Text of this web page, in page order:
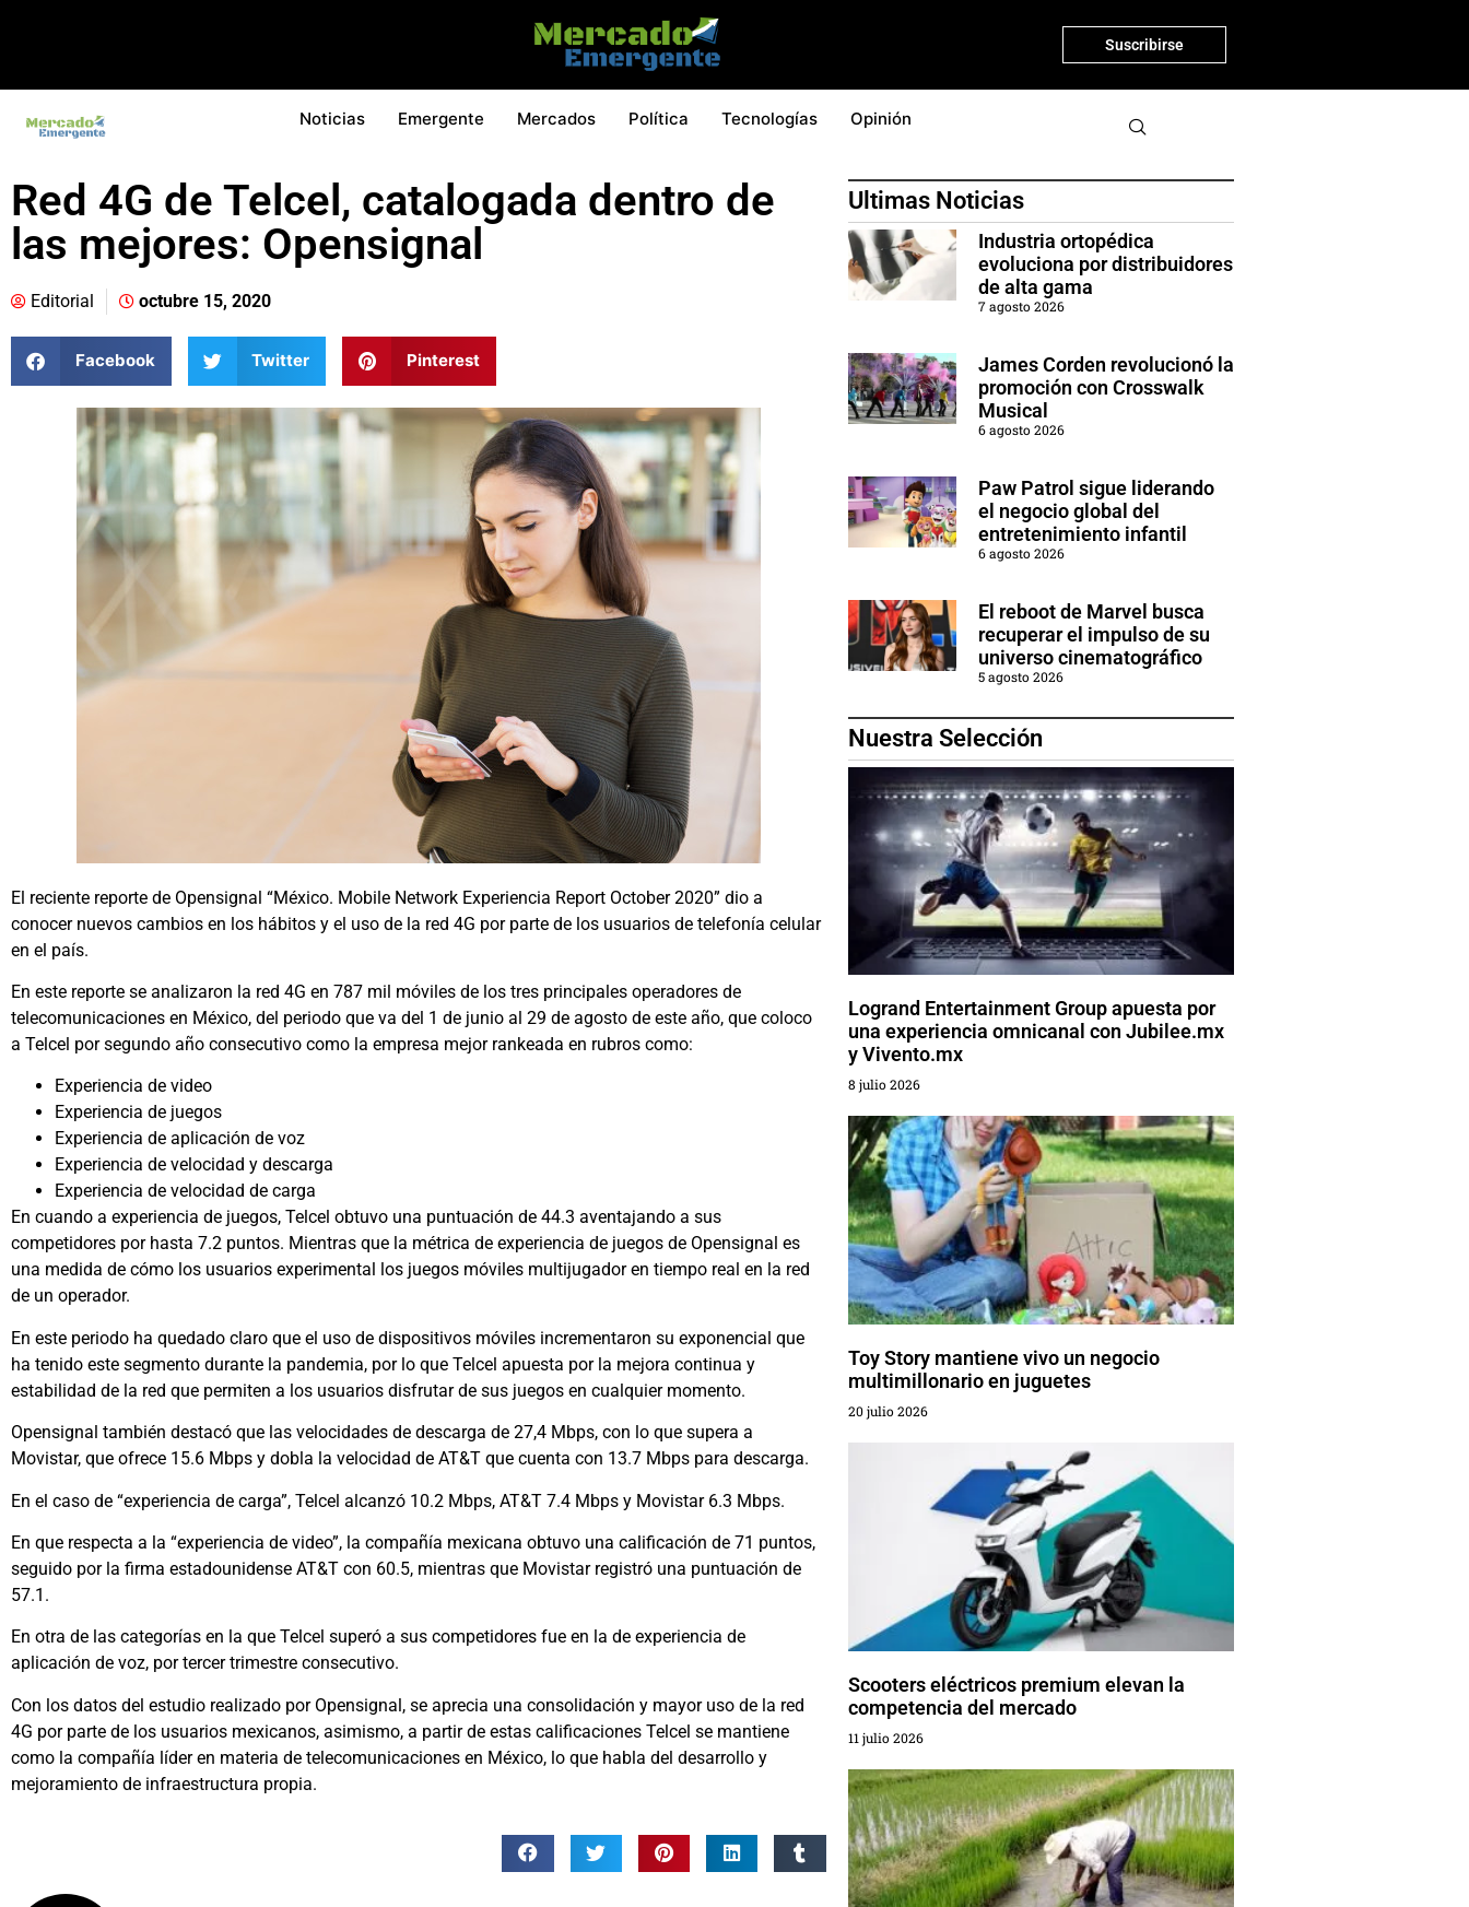
Suscribirse
Noticias Emergente Mercados Política Tecnologías Opinión
Red 4G de Telcel, catalogada dentro de
las mejores: Opensignal
Editorial octubre 15, 2020
Facebook Twitter Pinterest
El reciente reporte de Opensignal “México. Mobile Network Experiencia Report October 2020” dio a
conocer nuevos cambios en los hábitos y el uso de la red 4G por parte de los usuarios de telefonía celular
en el país.
En este reporte se analizaron la red 4G en 787 mil móviles de los tres principales operadores de
telecomunicaciones en México, del periodo que va del 1 de junio al 29 de agosto de este año, que coloco
a Telcel por segundo año consecutivo como la empresa mejor rankeada en rubros como:
Experiencia de video
Experiencia de juegos
Experiencia de aplicación de voz
Experiencia de velocidad y descarga
Experiencia de velocidad de carga
En cuando a experiencia de juegos, Telcel obtuvo una puntuación de 44.3 aventajando a sus
competidores por hasta 7.2 puntos. Mientras que la métrica de experiencia de juegos de Opensignal es
una medida de cómo los usuarios experimental los juegos móviles multijugador en tiempo real en la red
de un operador.
En este periodo ha quedado claro que el uso de dispositivos móviles incrementaron su exponencial que
ha tenido este segmento durante la pandemia, por lo que Telcel apuesta por la mejora continua y
estabilidad de la red que permiten a los usuarios disfrutar de sus juegos en cualquier momento.
Opensignal también destacó que las velocidades de descarga de 27,4 Mbps, con lo que supera a
Movistar, que ofrece 15.6 Mbps y dobla la velocidad de AT&T que cuenta con 13.7 Mbps para descarga.
En el caso de “experiencia de carga”, Telcel alcanzó 10.2 Mbps, AT&T 7.4 Mbps y Movistar 6.3 Mbps.
En que respecta a la “experiencia de video”, la compañía mexicana obtuvo una calificación de 71 puntos,
seguido por la firma estadounidense AT&T con 60.5, mientras que Movistar registró una puntuación de
57.1.
En otra de las categorías en la que Telcel superó a sus competidores fue en la de experiencia de
aplicación de voz, por tercer trimestre consecutivo.
Con los datos del estudio realizado por Opensignal, se aprecia una consolidación y mayor uso de la red
4G por parte de los usuarios mexicanos, asimismo, a partir de estas calificaciones Telcel se mantiene
como la compañía líder en materia de telecomunicaciones en México, lo que habla del desarrollo y
mejoramiento de infraestructura propia.
Ultimas Noticias
Industria ortopédica
evoluciona por distribuidores
de alta gama
7 agosto 2026
James Corden revolucionó la
promoción con Crosswalk
Musical
6 agosto 2026
Paw Patrol sigue liderando
el negocio global del
entretenimiento infantil
6 agosto 2026
El reboot de Marvel busca
recuperar el impulso de su
universo cinematográfico
5 agosto 2026
Nuestra Selección
Logrand Entertainment Group apuesta por
una experiencia omnicanal con Jubilee.mx
y Vivento.mx
8 julio 2026
Toy Story mantiene vivo un negocio
multimillonario en juguetes
20 julio 2026
Scooters eléctricos premium elevan la
competencia del mercado
11 julio 2026